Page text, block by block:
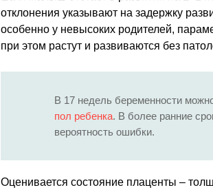
отклонения указывают на задержку
особенно у невысоких родителей,
при этом растут и развиваются без
В 17 недель беременности
пол ребенка. В более ранние
вероятность ошибки.
Оценивается состояние плаценты –